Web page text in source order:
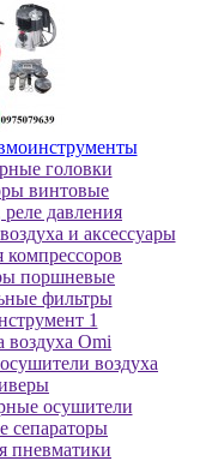
гoлoвки
винтoвыe
давления
и аксессуары
компрессоров
поршневые
фильтры
1
воздуха Omi
воздуха
осушители
сепараторы
пневматики